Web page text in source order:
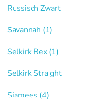
Russisch Zwart
Savannah (1)
Selkirk Rex (1)
Selkirk Straight
Siamees (4)